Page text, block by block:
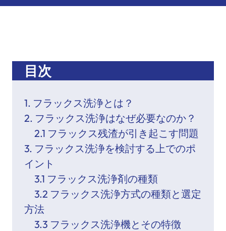
目次
1. フラックス洗浄とは？
2. フラックス洗浄はなぜ必要なのか？
2.1 フラックス残渣が引き起こす問題
3. フラックス洗浄を検討する上でのポ
イント
3.1 フラックス洗浄剤の種類
3.2 フラックス洗浄方式の種類と選定
方法
3.3 フラックス洗浄機とその特徴